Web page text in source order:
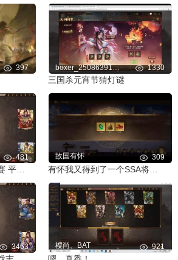
397 boxer_2508639179c 1330
三国杀元宵节猜灯谜
481 故国有怀 309
3463 樱尚、BAT 921